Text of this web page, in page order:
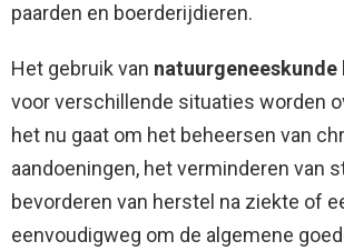
paarden en boerderijdieren.
Het gebruik van natuurgeneeskunde
voor verschillende situaties worden
het nu gaat om het beheersen van
aandoeningen, het verminderen van
bevorderen van herstel na ziekte of
eenvoudigweg om de algemene